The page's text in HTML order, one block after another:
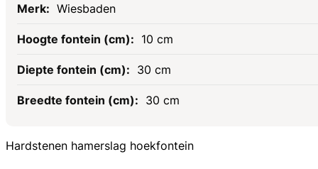
Wiesbaden
10 cm
30 cm
30 cm
Hardstenen hamerslag hoekfontein